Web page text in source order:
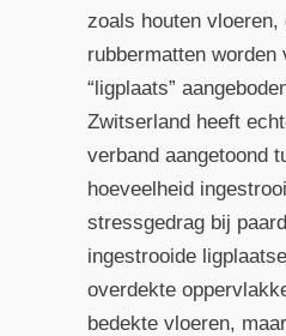
zoals houten vloeren,
rubbermatten worden
“ligplaats”
Zwitserland heeft
verband aangetoond
hoeveelheid
stressgedrag bij
ingestrooide
overdekte
bedekte vloeren,